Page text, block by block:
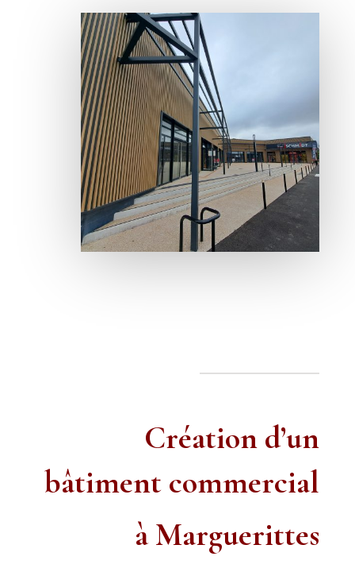
Création d’un
bâtiment commercial
à Marguerittes